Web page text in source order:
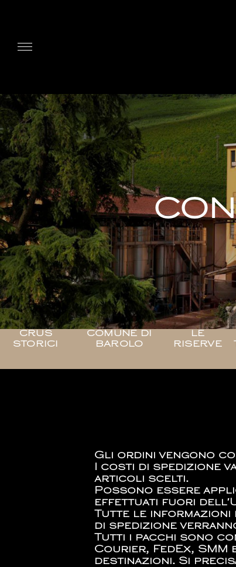
CRUS
STORICI
COMUNE DI
BAROLO
LE
RISERVE
Gli ordini vengono
I costi di spedizione
articoli scelti.
Possono essere
effettuati fuori
Tutte le informazioni
di spedizione
Tutti i pacchi sono
Courier, FedEx, SMM
destinazioni. Si